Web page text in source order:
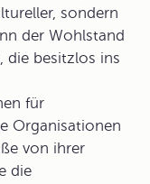
sondern
der Wohlstand
die besitzlos ins
für
Organisationen
von ihrer
die